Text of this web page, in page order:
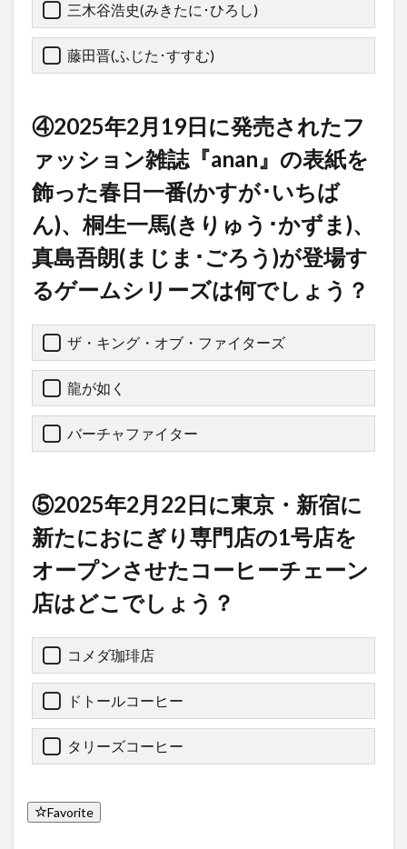
三木谷浩史(みきたに･ひろし)
藤田晋(ふじた･すすむ)
④2025年2月19日に発売されたフ
ァッション雑誌『anan』の表紙を
飾った春日一番(かすが･いちば
ん)、桐生一馬(きりゅう･かずま)、
真島吾朗(まじま･ごろう)が登場す
るゲームシリーズは何でしょう？
ザ・キング・オブ・ファイターズ
龍が如く
バーチャファイター
⑤2025年2月22日に東京・新宿に
新たにおにぎり専門店の1号店を
オープンさせたコーヒーチェーン
店はどこでしょう？
コメダ珈琲店
ドトールコーヒー
タリーズコーヒー
Favorite